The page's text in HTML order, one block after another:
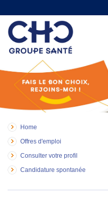
Home
Offres d'emploi
Consulter votre profil
Candidature spontanée